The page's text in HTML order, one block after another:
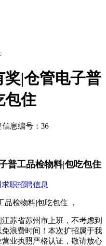
奖|仓管电子普
包住
信息编号：36
普工品检物料|包吃包住
职招聘信息
品检物料|包吃包住 ，
苏省苏州市上班，不考虑到
浪费时间！本次扩招属于我
业执照严格认证，敬请放心